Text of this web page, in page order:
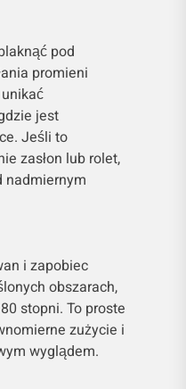
pod
promieni
jest
Jeśli to
zasłon lub rolet,
nadmiernym
i zapobiec
obszarach,
stopni. To proste
zużycie i
wyglądem.